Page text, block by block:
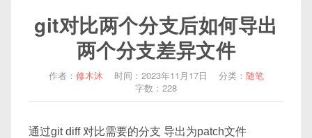
git对比两个分支后如何导出
两个分支差异文件
作者： 修木沐 时间：2023年11月17日 分类： 随笔
字数：228
通过git diff 对比需要的分支 导出为patch文件